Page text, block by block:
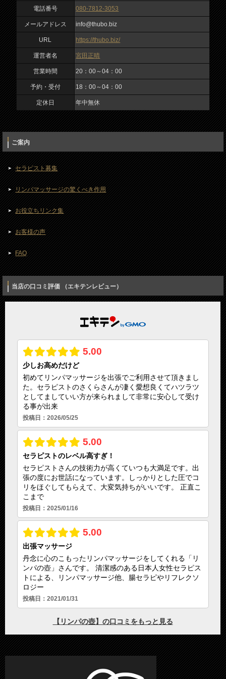
入力内容を確認しました
私は、ロボットではありません
20：00～04：00
定休日
年中無休
電話番号 080-7812-3053
メールアドレス info@thubo.biz
URL https://thubo.biz/
運営者名 宮田正晴
営業時間 20：00～04：00
予約・受付 18：00～04：00
定休日 年中無休
ご案内
セラピスト募集
リンパマッサージの驚くべき作用
お役立ちリンク集
お客様の声
FAQ
当店の口コミ評価 （エキテンレビュー）